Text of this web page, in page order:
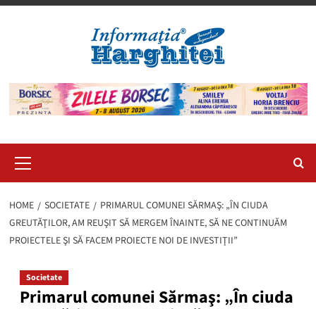
Menu
HOME SOCIETATE
PRIMARUL COMUNEI SĂRMAŞ: „ÎN CIUDA
GREUTĂŢILOR, AM REUŞIT SĂ MERGEM ÎNAINTE, SĂ NE CONTINUĂM
PROIECTELE ŞI SĂ FACEM PROIECTE NOI DE INVESTIŢII”
Societate
Primarul comunei Sărmaş: „În ciuda